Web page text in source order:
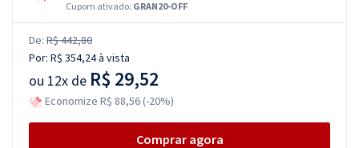
Cupom ativado: GRAN20-OFF
De: R$ 442,80
Por: R$ 354,24à vista
ou 12x de R$ 29,52
Economize R$ 88,56 (-20%)
Comprar agora